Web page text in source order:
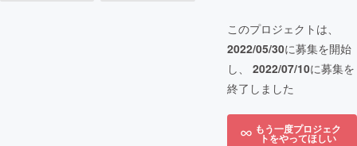
このプロジェクトは、
2022/05/30に募集を開始
し、 2022/07/10に募集を
終了しました
もう一度プロジェク
トをやってほしい